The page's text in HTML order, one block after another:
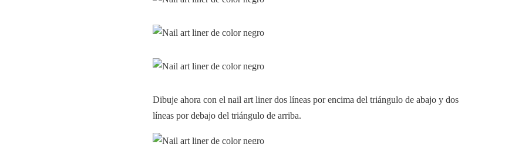
Dibuje ahora con el nail art liner dos líneas por encima del triángulo de abajo y dos
líneas por debajo del triángulo de arriba.